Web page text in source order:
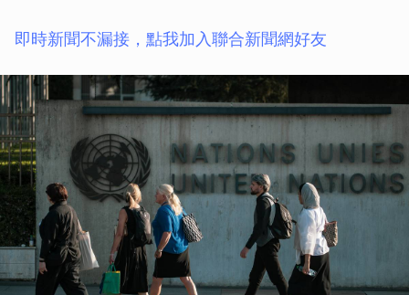
即時新聞不漏接，點我加入聯合新聞網好友